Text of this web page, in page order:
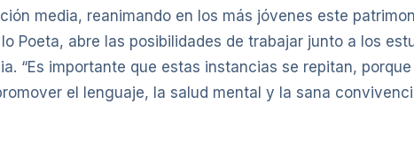
media, reanimando en los más jóvenes este
Poeta, abre las posibilidades de trabajar junto a los
“Es importante que estas instancias se repitan,
el lenguaje, la salud mental y la sana